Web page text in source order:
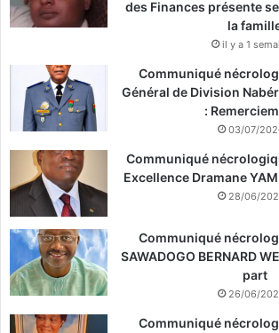
des Finances présente
la
il y a 1
Communiqué
Général de Division
:
03/07/
Communiqué
Excellence Dramane
28/06/
Communiqué
SAWADOGO BERNARD
part
26/06/
Communiqué